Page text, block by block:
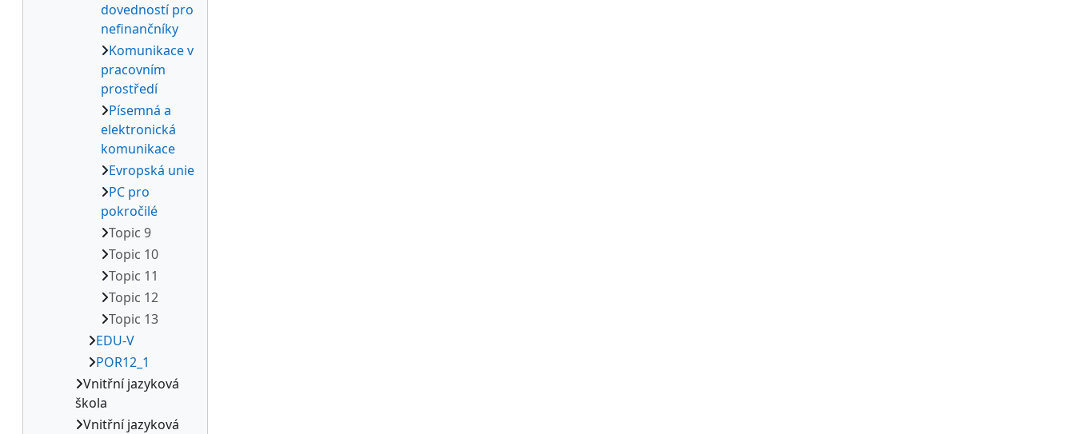
dovedností pro
nefinančníky
Komunikace v
pracovním
prostředí
Písemná a
elektronická
komunikace
Evropská unie
PC pro
pokročilé
Topic 9
Topic 10
Topic 11
Topic 12
Topic 13
EDU-V
POR12_1
Vnitřní jazyková
škola
Vnitřní jazyková